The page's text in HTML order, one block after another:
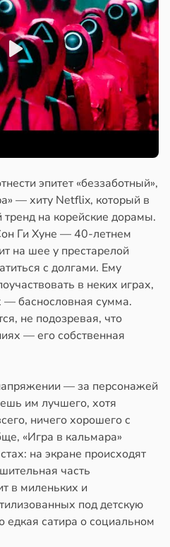
эпитет «беззаботный»,
— хиту Netflix, который в
на корейские дорамы.
Ги Хуне — 40-летнем
на шее у престарелой
с долгами. Ему
в неких играх,
— баснословная сумма.
не подозревая, что
— его собственная
— за персонажей
им лучшего, хотя
ничего хорошего с
«Игра в кальмара»
на экране происходят
часть
в миленьких и
под детскую
едкая сатира о социальном